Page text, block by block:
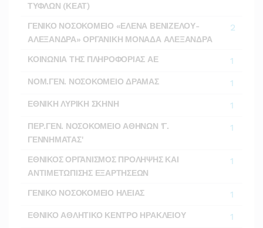
ΤΥΦΛΩΝ (ΚΕΑΤ)
ΓΕΝΙΚΟ ΝΟΣΟΚΟΜΕΙΟ «ΕΛΕΝΑ ΒΕΝΙΖΕΛΟΥ-
ΑΛΕΞΑΝΔΡΑ» ΟΡΓΑΝΙΚΗ ΜΟΝΑΔΑ ΑΛΕΞΑΝΔΡΑ
2
ΚΟΙΝΩΝΙΑ ΤΗΣ ΠΛΗΡΟΦΟΡΙΑΣ ΑΕ 1
ΝΟΜ.ΓΕΝ. ΝΟΣΟΚΟΜΕΙΟ ΔΡΑΜΑΣ 1
ΕΘΝΙΚΗ ΛΥΡΙΚΗ ΣΚΗΝΗ 1
ΠΕΡ.ΓΕΝ. ΝΟΣΟΚΟΜΕΙΟ ΑΘΗΝΩΝ 'Γ.
ΓΕΝΝΗΜΑΤΑΣ'
1
ΕΘΝΙΚΟΣ ΟΡΓΑΝΙΣΜΟΣ ΠΡΟΛΗΨΗΣ ΚΑΙ
ΑΝΤΙΜΕΤΩΠΙΣΗΣ ΕΞΑΡΤΗΣΕΩΝ
1
ΓΕΝΙΚΟ ΝΟΣΟΚΟΜΕΙΟ ΗΛΕΙΑΣ 1
ΕΘΝΙΚΟ ΑΘΛΗΤΙΚΟ ΚΕΝΤΡΟ ΗΡΑΚΛΕΙΟΥ 1